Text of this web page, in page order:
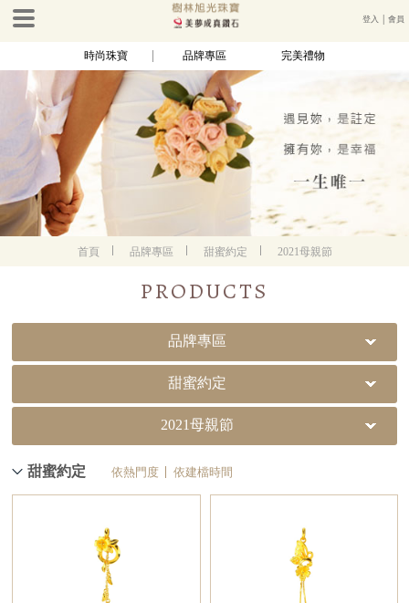
登入 │會員
時尚珠寶 品牌專區 完美禮物
首頁 品牌專區 甜蜜約定 2021母親節
PRODUCTS
品牌專區
甜蜜約定
2021母親節
甜蜜約定 依熱門度 依建檔時間